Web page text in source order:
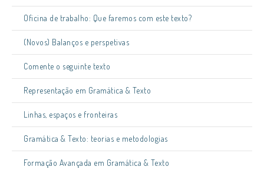
Oficina de trabalho: Que faremos com este texto?
(Novos) Balanços e perspetivas
Comente o seguinte texto
Representação em Gramática & Texto
Linhas, espaços e fronteiras
Gramática & Texto: teorias e metodologias
Formação Avançada em Gramática & Texto